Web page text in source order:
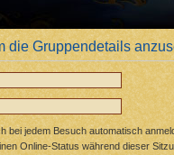
die Gruppendetails
bei jedem Besuch automatisch
Online-Status während dieser